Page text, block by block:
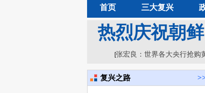
首页 三大复兴
热烈庆祝朝
[张宏良：世界各大央行抢购
复兴之路